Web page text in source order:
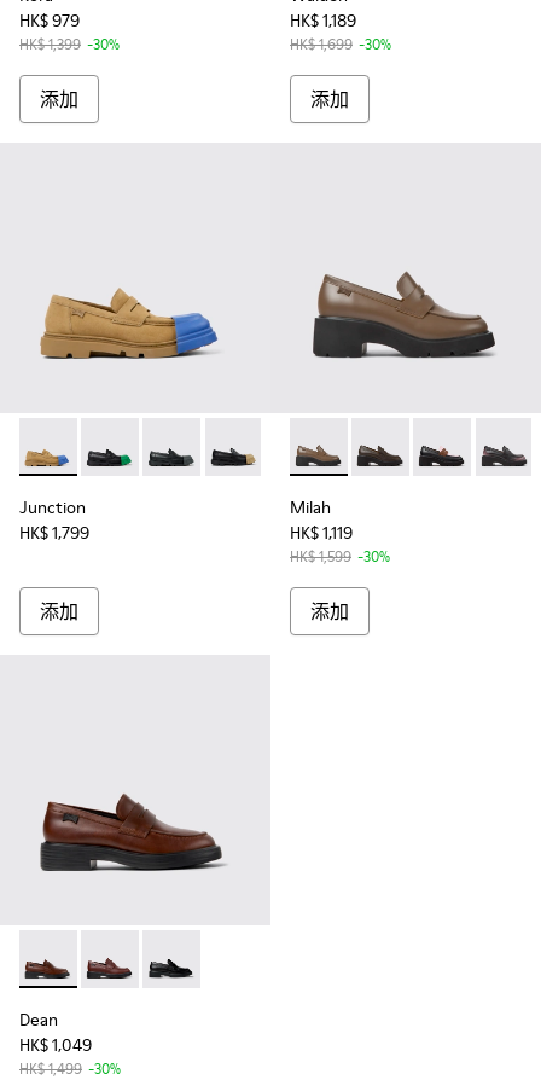
HK$ 979
HK$ 1,399 -30%
添加
HK$ 1,189
HK$ 1,699 -30%
添加
Junction - K201633-002 - 淺棕磨砂革女士樂福鞋
Junction - K201633-014
Junction - K201633-012
Junction - K201633-011
Junction - K201633-010 - 女裝
Junction - K201633-009
Junction -Junction
Junction
HK$ 1,799
添加
Milah - K201425-007 -
Milah - K201425-037
Milah - Milah
Milah
HK$ 1,119
HK$ 1,599 -30%
添加
Dean - K201790-005 - 女裝啡色皮鞋。
Dean - K201790-008
Dean - K201790-001
Dean
HK$ 1,049
HK$ 1,499 -30%